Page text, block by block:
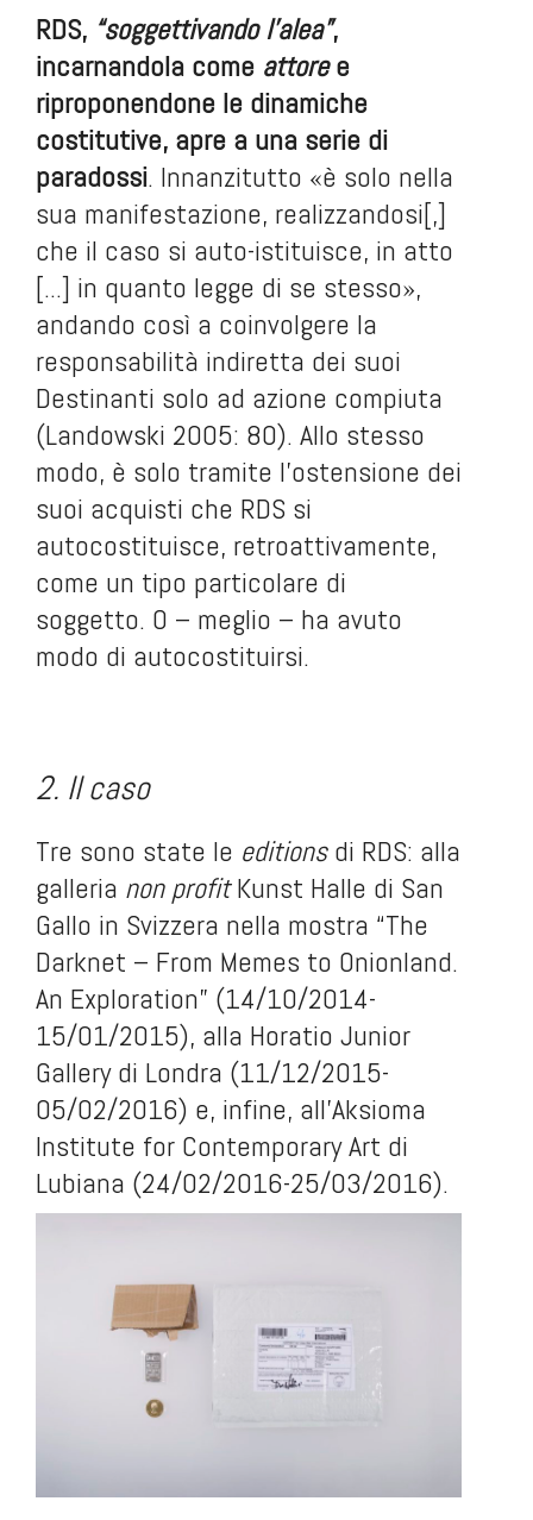
RDS, “soggettivando l’alea”,
incarnandola come attoree
riproponendone le dinamiche
costitutive, apre a una serie di
paradossi. Innanzitutto «è solo nella
sua manifestazione, realizzandosi[,]
che il caso si auto-istituisce, in atto
[...] in quanto legge di se stesso»,
andando così a coinvolgere la
responsabilità indiretta dei suoi
Destinanti solo ad azione compiuta
(Landowski 2005: 80). Allo stesso
modo, è solo tramite l’ostensione dei
suoi acquisti che RDS si
autocostituisce, retroattivamente,
come un tipo particolare di
soggetto. O – meglio – ha avuto
modo di autocostituirsi.
2. Il caso
Tre sono state le editionsdi RDS: alla
galleria non profitKunst Halle di San
Gallo in Svizzera nella mostra “The
Darknet – From Memes to Onionland.
An Exploration” (14/10/2014-
15/01/2015), alla Horatio Junior
Gallery di Londra (11/12/2015-
05/02/2016) e, infine, all’Aksioma
Institute for Contemporary Art di
Lubiana (24/02/2016-25/03/2016).